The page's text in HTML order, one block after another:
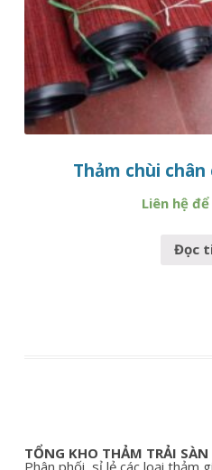
Thảm chùi
Liên hệ
Đọc
TỔNG KHO THẢM TRẢI
Phân phối, sỉ lẻ các loại